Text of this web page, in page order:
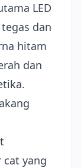
LED
dan
hitam
dan
yang